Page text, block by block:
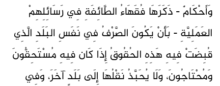
وَأَحْكَامٌ - ذَكَرَهَا فُقَهَاءُ الطَّائِفَةِ فِي رَسَائِلِهِمْ
العَمَلِيَّةِ - بَأنْ يَكُونَ الصَّرْفُ فِي نَفَسِ البَلَدِ الَّذِي
قُبِضَتْ فِيهِ هَذِهِ الحُقُوقُ إِذَا كَان فِيهِ مُسْتَحِقُّونَ
وَمُحْتَاجُونَ، وَلَا يُحَبَّذُ نَقْلُهَا إِلَى بَلَدٍ آخَرَ، وَفِي